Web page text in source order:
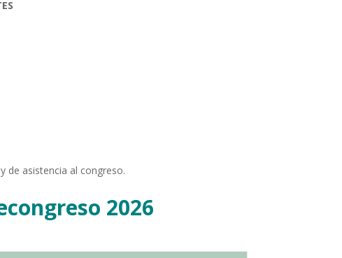
de asistencia al congreso.
2026